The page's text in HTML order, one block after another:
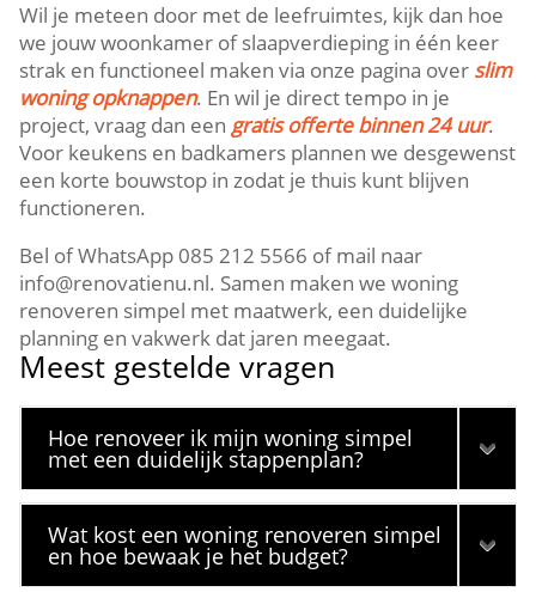
Wil je meteen door met de leefruimtes, kijk dan hoe
we jouw woonkamer of slaapverdieping in één keer
strak en functioneel maken via onze pagina over slim
woning opknappen.​ En wil je direct tempo in je
project, vraag dan eengratis offerte binnen 24 uur.​
Voor keukens en badkamers plannen we desgewenst
een korte bouwstop in zodat je thuis kunt blijven
functioneren.​
Bel of WhatsApp 085 212 5566 of mail naar
info@renovatienu.​nl.​ Samen maken we woning
renoveren simpel met maatwerk, een duidelijke
planning en vakwerk dat jaren meegaat.​
Meest gestelde vragen
Hoe renoveer ik mijn woning simpel
met een duidelijk stappenplan?
Wat kost een woning renoveren simpel
en hoe bewaak je het budget?